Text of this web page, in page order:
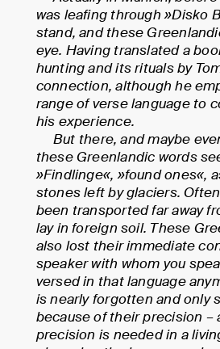
was leafing through »Disko
stand, and these
eye. Having translated a
hunting and its rituals by
connection, although he
range of verse language to
his experience.
But there, and maybe
these Greenlandic words
»Findlinge«, »found ones«,
stones left by glaciers.
been transported far away
lay in foreign soil. These
also lost their immediate
speaker with whom you
versed in that language
is nearly forgotten and only
because of their precision –
precision is needed in a